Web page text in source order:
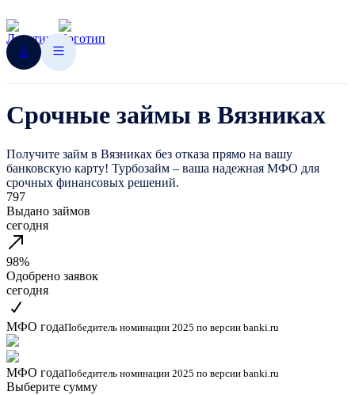
Срочные займы в Вязниках
Получите займ в Вязниках без отказа прямо на вашу
банковскую карту! Турбозайм – ваша надежная МФО для
срочных финансовых решений.
797
Выдано займов
сегодня
98%
Одобрено заявок
сегодня
МФО годаПобедитель номинации 2025 по версии banki.ru
МФО годаПобедитель номинации 2025 по версии banki.ru
Выберите сумму